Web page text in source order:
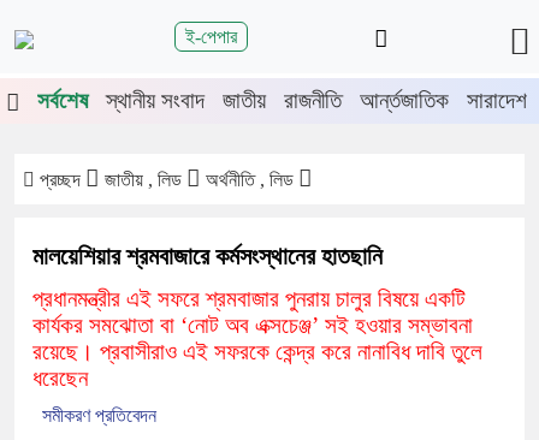
ই-পেপার
শিরোনাম
চুয়াডাঙ্গায় সওজের বাসভবন ও
সর্বশেষ
স্থানীয় সংবাদ জাতীয় রাজনীতি আর্ন্তজাতিক সারাদেশ
প্রচ্ছদ জাতীয় , লিড অর্থনীতি , লিড
মালয়েশিয়ার শ্রমবাজারে কর্মসংস্থানের হাতছানি
প্রধানমন্ত্রীর এই সফরে শ্রমবাজার পুনরায় চালুর বিষয়ে একটি
কার্যকর সমঝোতা বা ‘নোট অব এক্সচেঞ্জ’ সই হওয়ার সম্ভাবনা
রয়েছে। প্রবাসীরাও এই সফরকে কেন্দ্র করে নানাবিধ দাবি তুলে
ধরেছেন
সমীকরণ প্রতিবেদন